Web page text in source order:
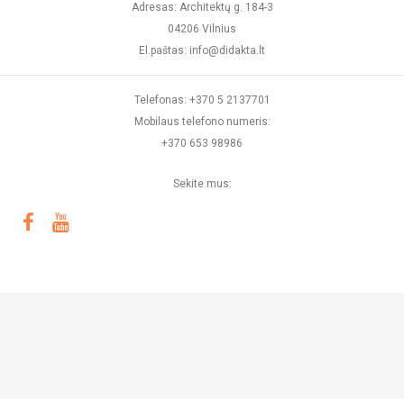
Adresas: Architektų g. 184-3
04206 Vilnius
El.paštas: info@didakta.lt
Telefonas: +370 5 2137701
Mobilaus telefono numeris:
+370 653 98986
Sekite mus: